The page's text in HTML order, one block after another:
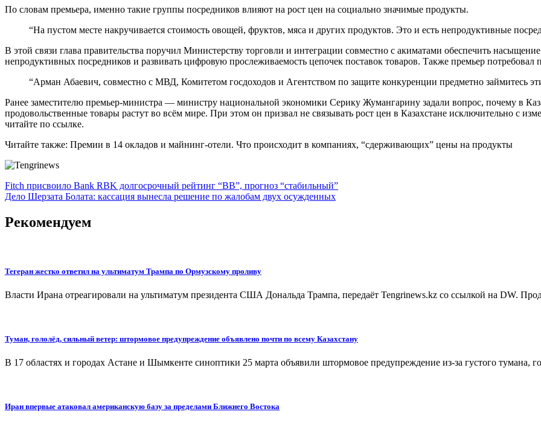
По словам премьера, именно такие группы посредников влияют на рост цен на социально значимые продукты.
“На пустом месте накручивается стоимость овощей, фруктов, мяса и других продуктов. Это и есть непродуктивные
В этой связи глава правительства поручил Министерству торговли и интеграции совместно с акиматами обеспечить
непродуктивных посредников и развивать цифровую прослеживаемость цепочек поставок товаров. Также премьер потребовал
“Арман Абаевич, совместно с МВД, Комитетом госдоходов и Агентством по защите конкуренции предметно займитесь
Ранее заместителю премьер-министра — министру национальной экономики Серику Жумангарину задали вопрос, почему в
продовольственные товары растут во всём мире. При этом он призвал не связывать рост цен в Казахстане исключительно с
читайте по ссылке.
Читайте также: Премии в 14 окладов и майнинг-отели. Что происходит в компаниях, “сдерживающих” цены на продукты
Навигация
по
записям
Fitch присвоило Bank RBK долгосрочный рейтинг “BB”, прогноз “стабильный”
Дело Шерзата Болата: кассация вынесла решение по жалобам двух осужденных
Рекомендуем
Тегеран жестко ответил на ультиматум Трампа по Ормузскому проливу
Власти Ирана отреагировали на ультиматум президента США Дональда Трампа, передаёт Tengrinews.kz со ссылкой на DW.
Туман, гололёд, сильный ветер: штормовое предупреждение объявлено почти по всему Казахстану
В 17 областях и городах Астане и Шымкенте синоптики 25 марта объявили штормовое предупреждение из-за густого тумана,
Иран впервые атаковал американскую базу за пределами Ближнего Востока